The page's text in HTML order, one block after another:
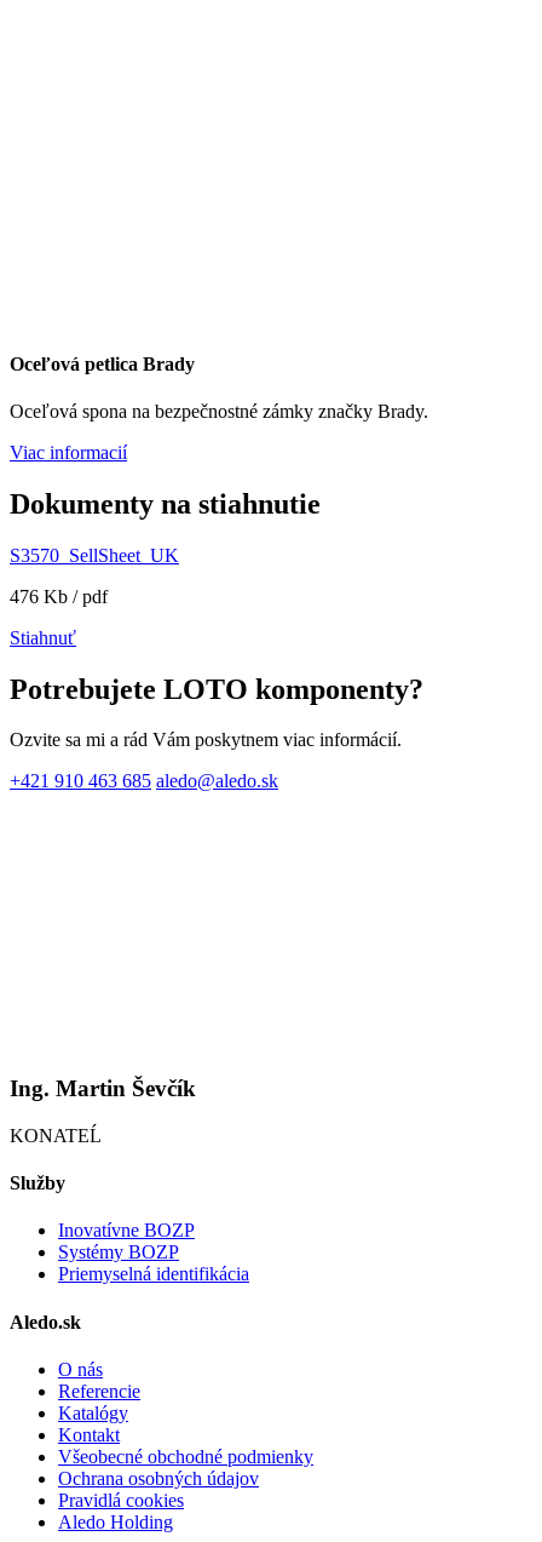
Oceľová petlica Brady
Oceľová spona na bezpečnostné zámky značky Brady.
Viac informacií
Dokumenty na stiahnutie
S3570_SellSheet_UK
476 Kb / pdf
Stiahnuť
Potrebujete LOTO komponenty?
Ozvite sa mi a rád Vám poskytnem viac informácií.
+421 910 463 685 aledo@aledo.sk
Ing. Martin Ševčík
KONATEĹ
Služby
Inovatívne BOZP
Systémy BOZP
Priemyselná identifikácia
Aledo.sk
O nás
Referencie
Katalógy
Kontakt
Všeobecné obchodné podmienky
Ochrana osobných údajov
Pravidlá cookies
Aledo Holding